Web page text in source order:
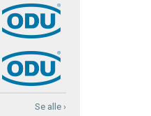
Se alle ›